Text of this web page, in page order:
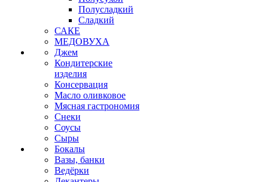
Полусладкий
Сладкий
САКЕ
МЕДОВУХА
Джем
Кондитерские
изделия
Консервация
Масло оливковое
Мясная гастрономия
Снеки
Соусы
Сыры
Бокалы
Вазы, банки
Ведёрки